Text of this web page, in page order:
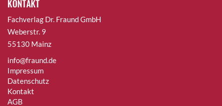
KONTAKT
Fachverlag Dr. Fraund GmbH
Weberstr. 9
55130 Mainz
info@fraund.de
Impressum
Datenschutz
Kontakt
AGB